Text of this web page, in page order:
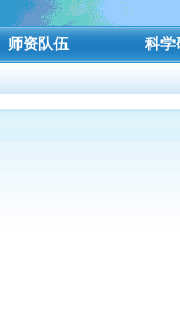
师资队伍 科学